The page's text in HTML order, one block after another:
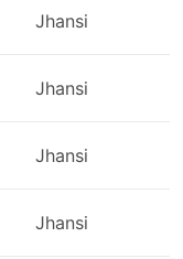
Jhansi
Jhansi
Jhansi
Jhansi